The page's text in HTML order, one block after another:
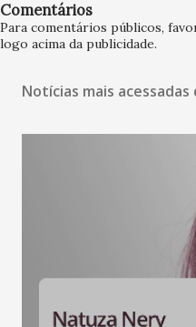
Comentários
Para comentários públicos,
logo acima da publicidade.
Notícias mais acessadas